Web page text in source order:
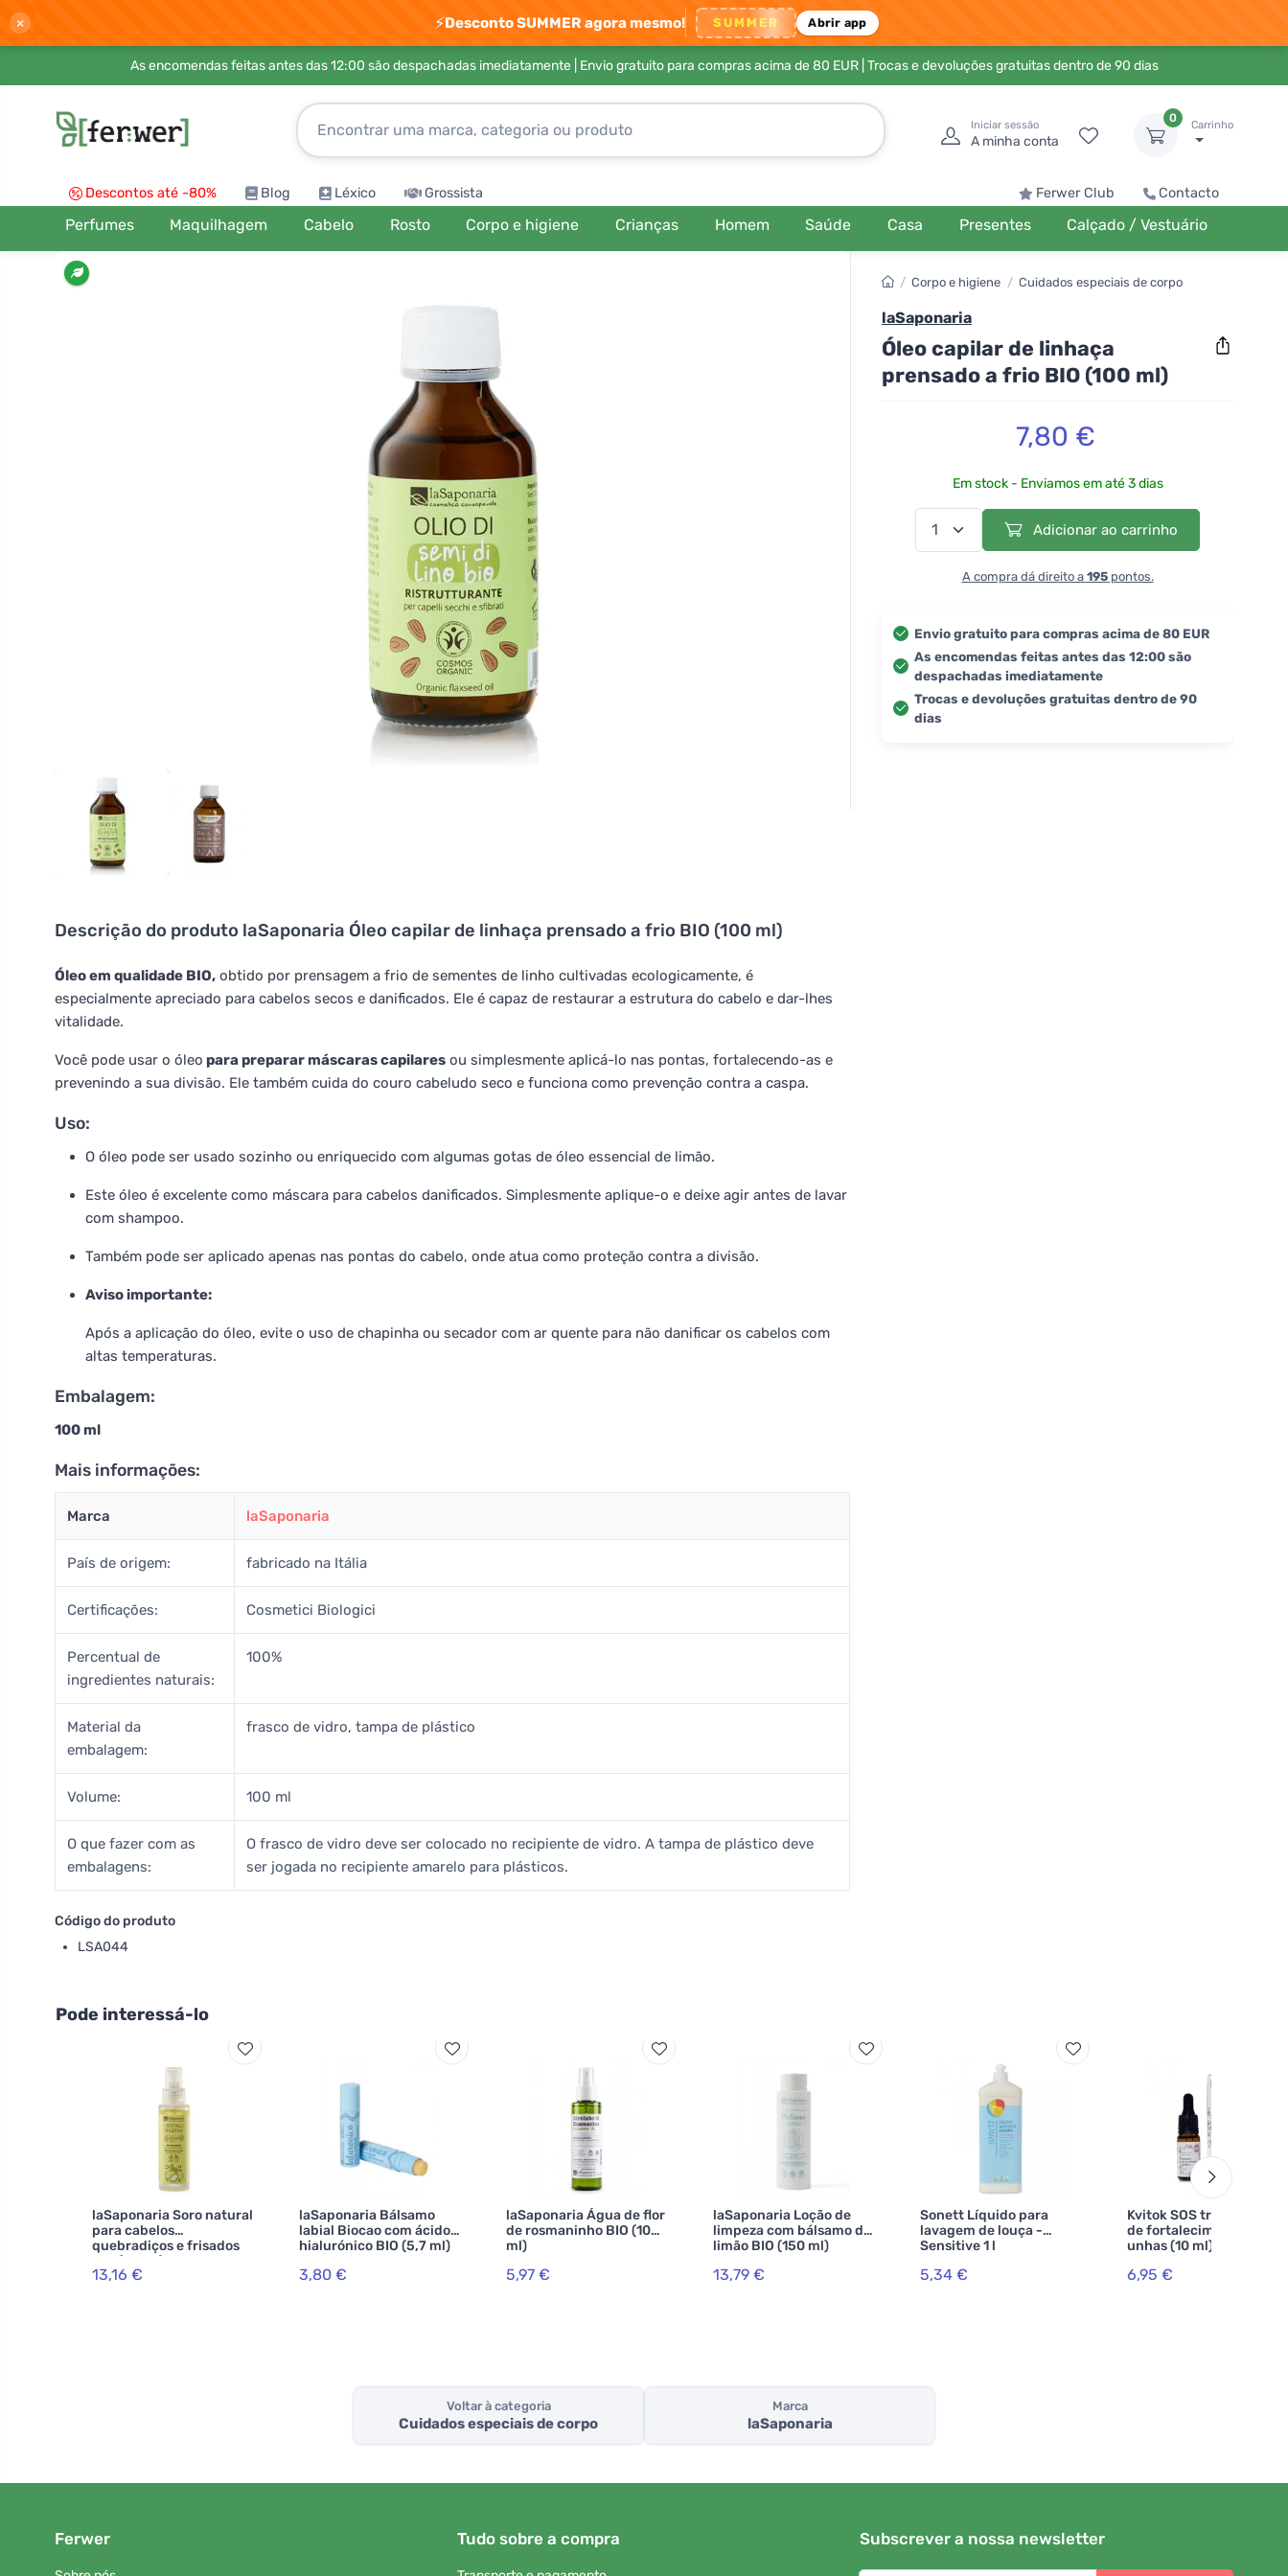
× ⚡Desconto SUMMER agora mesmo! SUMMER Abrir app
As encomendas feitas antes das 12:00 são despachadas imediatamente | Envio gratuito para compras acima de 80 EUR| Trocas e devoluções gratuitas dentro de 90 dias
Iniciar sessão
A minha conta
0
Carrinho
Descontos até -80% Blog Léxico Grossista Ferwer Club Contacto
Perfumes Maquilhagem Cabelo Rosto Corpo e higiene Crianças Homem Saúde Casa Presentes Calçado / Vestuário
Descrição do produto laSaponaria Óleo capilar de linhaça prensado a frio BIO (100 ml)
Óleo em qualidade BIO, obtido por prensagem a frio de sementes de linho cultivadas ecologicamente, é
especialmente apreciado para cabelos secos e danificados. Ele é capaz de restaurar a estrutura do cabelo e dar-lhes
vitalidade.
Você pode usar o óleo para preparar máscaras capilares ou simplesmente aplicá-lo nas pontas, fortalecendo-as e
prevenindo a sua divisão. Ele também cuida do couro cabeludo seco e funciona como prevenção contra a caspa.
Uso:
O óleo pode ser usado sozinho ou enriquecido com algumas gotas de óleo essencial de limão.
Este óleo é excelente como máscara para cabelos danificados. Simplesmente aplique-o e deixe agir antes de lavar
com shampoo.
Também pode ser aplicado apenas nas pontas do cabelo, onde atua como proteção contra a divisão.
Aviso importante:
Após a aplicação do óleo, evite o uso de chapinha ou secador com ar quente para não danificar os cabelos com
altas temperaturas.
Embalagem:
100 ml
Mais informações:
Marca laSaponaria
País de origem: fabricado na Itália
Certificações: Cosmetici Biologici
Percentual de
ingredientes naturais:
100%
Material da
embalagem:
frasco de vidro, tampa de plástico
Volume: 100 ml
O que fazer com as
embalagens:
O frasco de vidro deve ser colocado no recipiente de vidro. A tampa de plástico deve
ser jogada no recipiente amarelo para plásticos.
Código do produto
LSA044
/ Corpo e higiene / Cuidados especiais de corpo
laSaponaria
Óleo capilar de linhaça
prensado a frio BIO (100 ml)
7,80 €
Em stock - Enviamos em até 3 dias
Adicionar ao carrinho
A compra dá direito a 195pontos.
Envio gratuito para compras acima de 80 EUR
As encomendas feitas antes das 12:00 são
despachadas imediatamente
Trocas e devoluções gratuitas dentro de 90
dias
Pode interessá-lo
laSaponaria Soro natural
para cabelos
quebradiços e frisados
BIO (50 ml)
13,16 €
laSaponaria Bálsamo
labial Biocao com ácido
hialurónico BIO (5,7 ml)
3,80 €
laSaponaria Água de flor
de rosmaninho BIO (100
ml)
5,97 €
laSaponaria Loção de
limpeza com bálsamo de
limão BIO (150 ml)
13,79 €
Sonett Líquido para
lavagem de louça -
Sensitive 1 l
5,34 €
Kvitok SOS tratamento
de fortalecimento das
unhas (10 ml) - promove
o crescimento das unhas
e suaviza a pele
6,95 €
Voltar à categoria
Cuidados especiais de corpo
Marca
laSaponaria
Ferwer Tudo sobre a compra Subscrever a nossa newsletter